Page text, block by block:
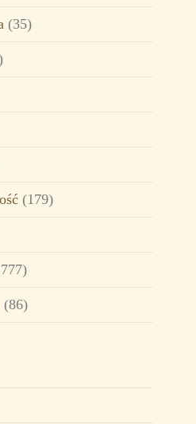
(35)
(179)
(86)